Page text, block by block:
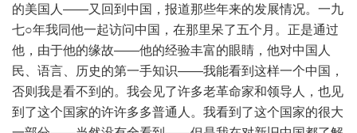
的美国人——又回到中国，报道那些年来的发展情况。一九
七○年我同他一起访问中国，在那里呆了五个月。正是通过
他，由于他的缘故——他的经验丰富的眼睛，他对中国人
民、语言、历史的第一手知识——我能看到这样一个中国，
否则我是看不到的。我会见了许多老革命家和领导人，也见
到了这个国家的许许多多普通人。我看到了这个国家的很大